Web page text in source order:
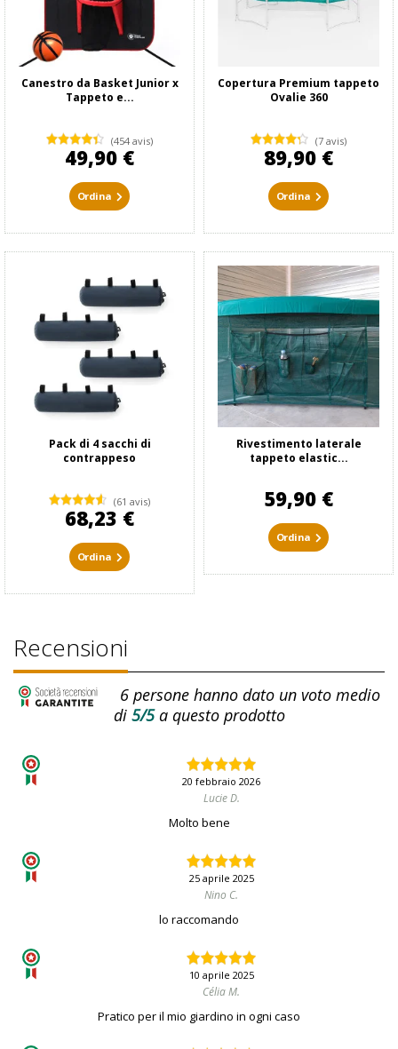
Canestro da Basket Junior x
Tappeto e...
(454 avis)
49,90 €
Ordina
Copertura Premium tappeto
Ovalie 360
(7 avis)
89,90 €
Ordina
Pack di 4 sacchi di
contrappeso
(61 avis)
68,23 €
Ordina
Rivestimento laterale
tappeto elastic...
59,90 €
Ordina
Recensioni
6persone hanno dato un voto medio
di5/5a questo prodotto
20 febbraio 2026
Lucie D.
Molto bene
25 aprile 2025
Nino C.
lo raccomando
10 aprile 2025
Célia M.
Pratico per il mio giardino in ogni caso